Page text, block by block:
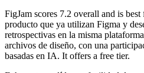
FigJam scores 7.2 overall and is best
producto que ya utilizan Figma y
retrospectivas en la misma
archivos de diseño, con una
basadas en IA. It offers a free tier.